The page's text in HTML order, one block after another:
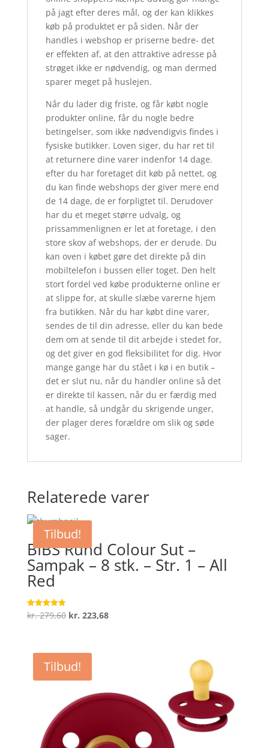
på jagt efter deres mål, og der kan klikkes
køb på produktet er på siden. Når der
handles i webshop er priserne bedre- det
er effekten af, at den attraktive adresse på
strøget ikke er nødvendig, og man dermed
sparer meget på huslejen.
Når du lader dig friste, og får købt nogle
produkter online, får du nogle bedre
betingelser, som ikke nødvendigvis findes i
fysiske butikker. Loven siger, du har ret til
at returnere dine varer indenfor 14 dage.
efter du har foretaget dit køb på nettet, og
du kan finde webshops der giver mere end
de 14 dage, de er forpligtet til. Derudover
har du et meget større udvalg, og
prissammenlignen er let at foretage, i den
store skov af webshops, der er derude. Du
kan oven i købet gøre det direkte på din
mobiltelefon i bussen eller toget. Den helt
stort fordel ved købe produkterne online er
at slippe for, at skulle slæbe varerne hjem
fra butikken. Når du har købt dine varer,
sendes de til din adresse, eller du kan bede
dem om at sende til dit arbejde i stedet for,
og det giver en god fleksibilitet for dig. Hvor
mange gange har du stået i kø i en butik –
det er slut nu, når du handler online så det
er direkte til kassen, når du er færdig med
at handle, så undgår du skrigende unger,
der plager deres forældre om slik og søde
sager.
Relaterede varer
Tilbud!
BIBS Rund Colour Sut –
Sampak – 8 stk. – Str. 1 – All
Red
Vurderet
4.9
kr.279,60 Den
var:
kr. 279,60.
kr. 223,68Den
Tilbud!